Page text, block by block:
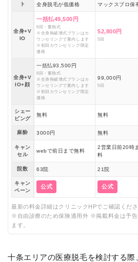
ト
全身脱毛が低価格
マックスプロ保
全身+V
IO
一括払49,500円
6回・蓄熱式
※全身熱破壊式プランはカ
ウンセリングで案内します
※初回カウンセリング限定
価格
52,800円
5回
全身+V
IO+顔
一括払93,500円
6回・蓄熱式
※全身熱破壊式プランはカ
ウンセリングで案内します
※初回カウンセリング限定
価格
99,000円
5回
シェー
ビング
無料 無料
麻酔 3000円 無料
キャン
セル
webで前日まで無料
2営業日前20時
料
院数 63院 21院
キャン
ペーン
公式 公式
最新の料金詳細はクリニックHPでご確認くださ
※自由診療のため保険適用外 ※掲載料金は予告
ます。
十条エリアの医療脱毛を検討する際